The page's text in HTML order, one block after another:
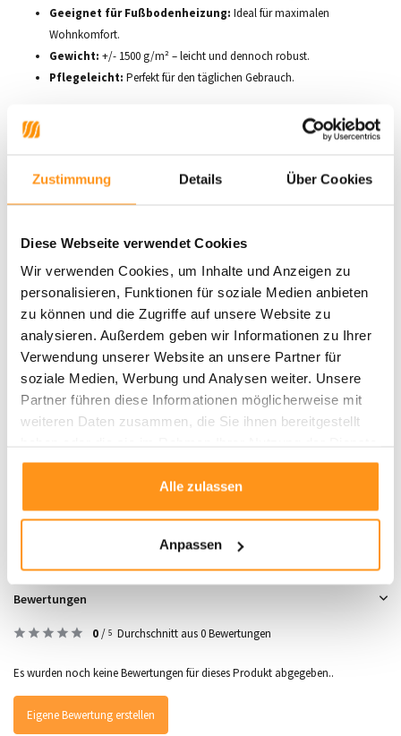
Zustimmung Details Über Cookies
Diese Webseite verwendet Cookies
Wir verwenden Cookies, um Inhalte und Anzeigen zu
personalisieren, Funktionen für soziale Medien anbieten
zu können und die Zugriffe auf unsere Website zu
analysieren. Außerdem geben wir Informationen zu Ihrer
Verwendung unserer Website an unsere Partner für
soziale Medien, Werbung und Analysen weiter. Unsere
Partner führen diese Informationen möglicherweise mit
weiteren Daten zusammen, die Sie ihnen bereitgestellt
gesammelt haben.
Alle zulassen
Anpassen
Geeignet für Fußbodenheizung: Ideal für maximalen
Wohnkomfort.
Gewicht: +/- 1500 g/m² – leicht und dennoch robust.
Pflegeleicht: Perfekt für den täglichen Gebrauch.
140 x 200 cm
160 x 220 cm
240 x 340 cm
300 x 400 cm
DieMalaga-Kollektionist die perfekte Wahl für alle, die schlichte Eleganz
mit hoher Funktionalität kombinieren möchten. Lassen Sie jeden Raum durch
die warme Ausstrahlung und die praktische Pflegeleichtigkeit dieser Teppiche
erstrahlen.Bestellen Sie jetztund genießen Sie ein Zuhause, das Stil und
Komfort vereint!
Bewertungen
0/ 5 Durchschnitt aus 0 Bewertungen
Es wurden noch keine Bewertungen für dieses Produkt abgegeben..
Eigene Bewertung erstellen